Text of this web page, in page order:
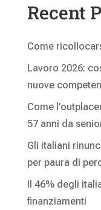
Recent
Come
Lavoro 2026:
nuove
Come
57 anni da
Gli italiani
per paura di
Il 46% degli
finanziamenti